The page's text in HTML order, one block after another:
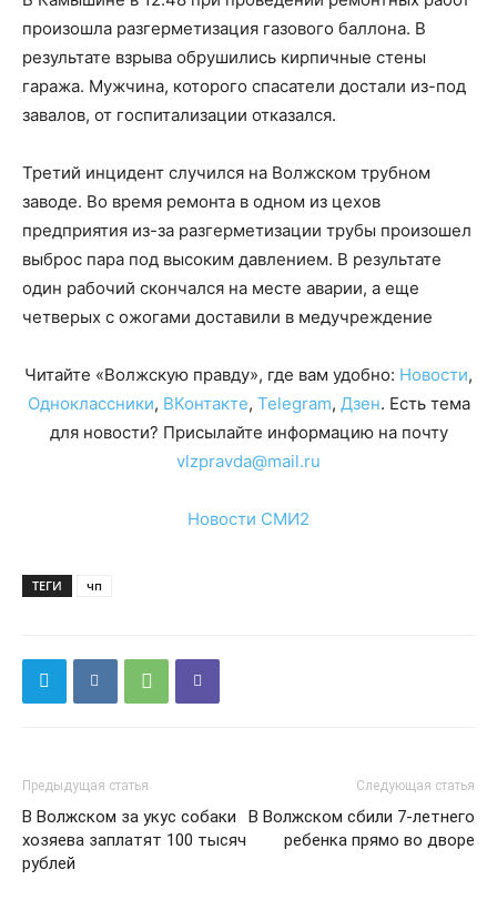
произошла разгерметизация газового баллона. В
результате взрыва обрушились кирпичные стены
гаража. Мужчина, которого спасатели достали из-под
завалов, от госпитализации отказался.
Третий инцидент случился на Волжском трубном
заводе. Во время ремонта в одном из цехов
предприятия из-за разгерметизации трубы произошел
выброс пара под высоким давлением. В результате
один рабочий скончался на месте аварии, а еще
четверых с ожогами доставили в медучреждение
Читайте «Волжскую правду», где вам удобно: Новости,
Одноклассники, ВКонтакте, Telegram, Дзен. Есть тема
для новости? Присылайте информацию на почту
vlzpravda@mail.ru
Новости СМИ2
ТЕГИ чп
Предыдущая статья
В Волжском за укус собаки
хозяева заплатят 100 тысяч
рублей
Следующая статья
В Волжском сбили 7-летнего
ребенка прямо во дворе